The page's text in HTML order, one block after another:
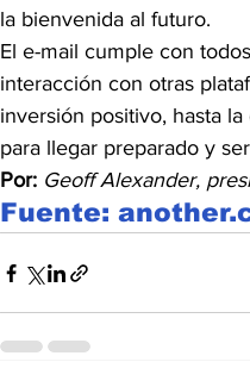
la bienvenida al futuro.
El e-mail cumple con
interacción con otras
inversión positivo, hasta
para llegar preparado y
Por: Geoff Alexander,
Fuente: